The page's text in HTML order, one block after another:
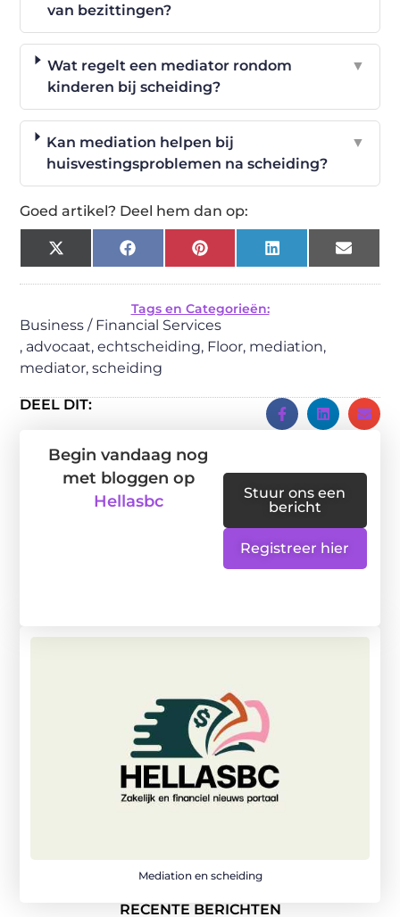
van bezittingen?
Wat regelt een mediator rondom
kinderen bij scheiding?
▼
Kan mediation helpen bij
huisvestingsproblemen na scheiding?
▼
Goed artikel? Deel hem dan op:
X
(Twitter)
FacebookPinterestLinkedIn Email
Tags en Categorieën:
Business / Financial Services
, advocaat,echtscheiding, Floor, mediation,
mediator,scheiding
DEEL DIT:
Mediation en scheiding
RECENTE BERICHTEN
Begin vandaag nog
met bloggen op
Hellasbc
Stuur ons een
bericht
Registreer hier